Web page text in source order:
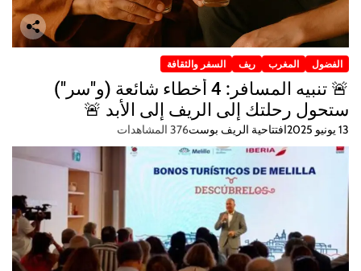
الفضول المغرب ريف السفر والثقافة
🚨 تنبيه المسافر: 4 أخطاء شائعة (و"سر")
ستحول رحلتك إلى الريف إلى الأبد 🚨
13 يونيو 2025 افتتاحية الريف بوست376 المشاهدات